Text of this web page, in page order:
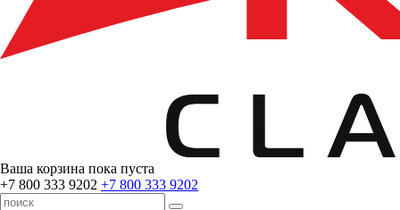
Ваша корзина пока пуста
+7 800 333 9202 +7 800 333 9202